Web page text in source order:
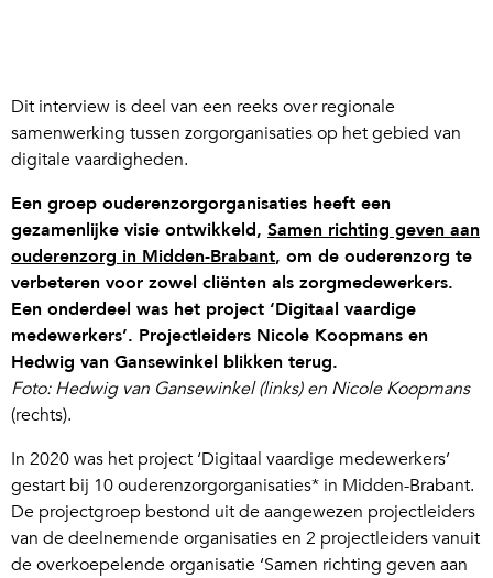
Dit interview is deel van een reeks over regionale
samenwerking tussen zorgorganisaties op het gebied van
digitale vaardigheden.
Een groep ouderenzorgorganisaties heeft een
gezamenlijke visie ontwikkeld, Samen richting geven aan
ouderenzorg in Midden-Brabant, om de ouderenzorg te
verbeteren voor zowel cliënten als zorgmedewerkers.
Een onderdeel was het project ‘Digitaal vaardige
medewerkers’. Projectleiders Nicole Koopmans en
Hedwig van Gansewinkel blikken terug.
Foto: Hedwig van Gansewinkel (links) en Nicole Koopmans
(rechts).
In 2020 was het project ‘Digitaal vaardige medewerkers’
gestart bij 10 ouderenzorgorganisaties* in Midden-Brabant.
De projectgroep bestond uit de aangewezen projectleiders
van de deelnemende organisaties en 2 projectleiders vanuit
de overkoepelende organisatie ‘Samen richting geven aan